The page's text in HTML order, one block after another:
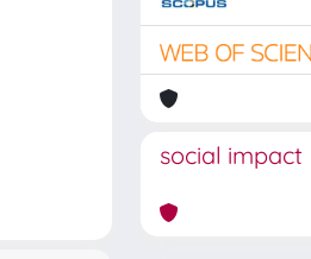
social impact